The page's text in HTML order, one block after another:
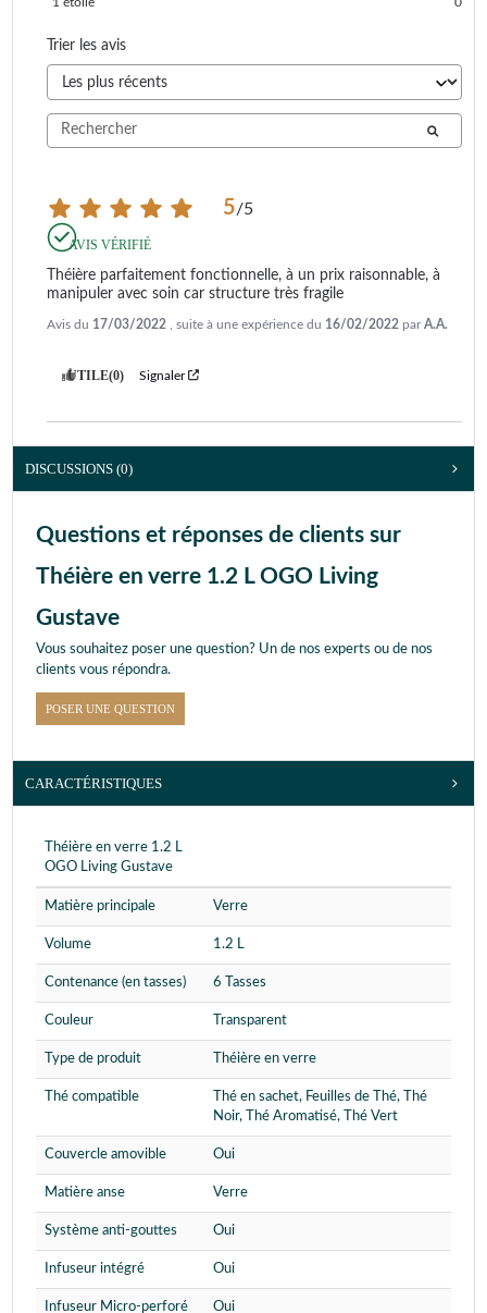
Trier les avis
5/5
AVIS VÉRIFIÉ
Théière parfaitement fonctionnelle, à un prix raisonnable, à
manipuler avec soin car structure très fragile
Avis du 17/03/2022 , suite à une expérience du 16/02/2022 parA.A.
UTILE(0) Signaler
DISCUSSIONS (0)
Questions et réponses de clients sur
Théière en verre 1.2 L OGO Living
Gustave
Vous souhaitez poser une question? Un de nos experts ou de nos
clients vous répondra.
POSER UNE QUESTION
CARACTÉRISTIQUES
Théière en verre 1.2 L
OGO Living Gustave
Matière principale Verre
Volume 1.2 L
Contenance (en tasses) 6 Tasses
Couleur Transparent
Type de produit Théière en verre
Thé compatible
Thé en sachet, Feuilles de Thé, Thé
Noir, Thé Aromatisé, Thé Vert
Couvercle amovible Oui
Matière anse Verre
Système anti-gouttes Oui
Infuseur intégré Oui
Infuseur Micro-perforé Oui